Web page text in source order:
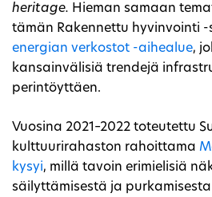
heritage. Hieman samaan
tämän Rakennettu hyvinvointi -
energian verkostot -aihealue,
kansainvälisiä trendejä
perintöyttäen.
Vuosina 2021–2022 toteutettu
kulttuurirahaston rahoittama
kysyi, millä tavoin erimielisiä
säilyttämisestä ja